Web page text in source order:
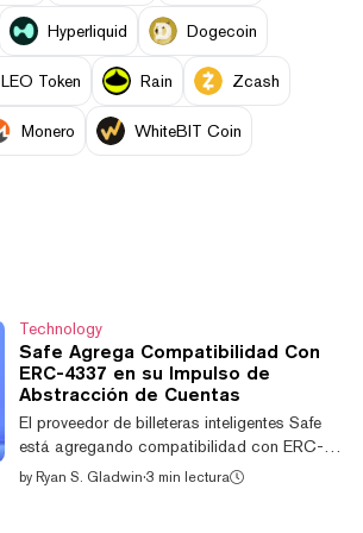
Hyperliquid Dogecoin
LEO Token Rain Zcash
Monero WhiteBIT Coin
Technology
Safe Agrega Compatibilidad Con
ERC-4337 en su Impulso de
Abstracción de Cuentas
El proveedor de billeteras inteligentes Safe
está agregando compatibilidad con ERC-
4337 a través de su sistema de
by Ryan S. Gladwin·3 min lectura